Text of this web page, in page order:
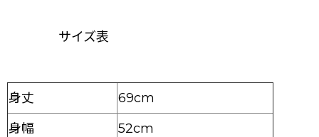
サイズ表
身丈
69cm
身幅
52cm